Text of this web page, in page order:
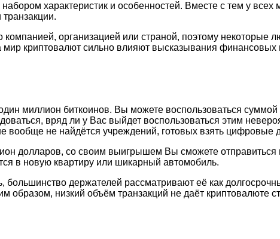
характеристик и особенностей. Вместе с тем у
компанией, организацией или страной, поэтому
мир криптовалют сильно влияют высказывания
миллион биткоинов. Вы можете воспользоваться суммой
вряд ли у Вас выйдет воспользоваться этим
вообще не найдётся учреждений, готовых взять цифровые
долларов, со своим выигрышем Вы сможете
в новую квартиру или шикарный автомобиль.
большинство держателей рассматривают её как
образом, низкий объём транзакций не даёт криптовалюте